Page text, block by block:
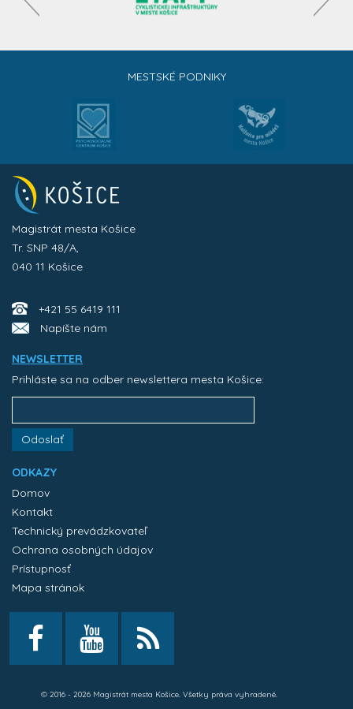
MESTSKÉ PODNIKY
Magistrát mesta Košice
Tr. SNP 48/A,
040 11 Košice
+421 55 6419 111
Napíšte nám
NEWSLETTER
Prihláste sa na odber newslettera mesta Košice:
Odoslať
ODKAZY
Domov
Kontakt
Technický prevádzkovateľ
Ochrana osobných údajov
Prístupnosť
Mapa stránok
© 2016 - 2026 Magistrát mesta Košice. Všetky práva vyhradené.